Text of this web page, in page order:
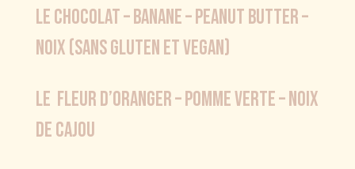
le chocolat – banane – peanut butter –
noix (sans gluten et vegan)
LE fleur d’oranger – pomme verte – noix
de cajou